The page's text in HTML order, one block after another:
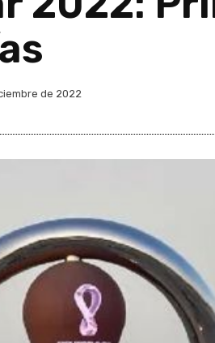
de 2022